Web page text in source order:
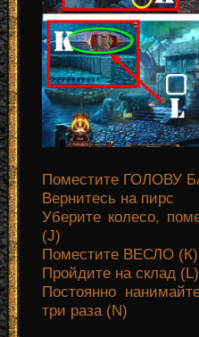
Поместите ГОЛОВУ
Вернитесь на пирс
Уберите колесо,
(J)
Поместите ВЕСЛО (К)
Пройдите на склад (L)
Постоянно
три раза (N)